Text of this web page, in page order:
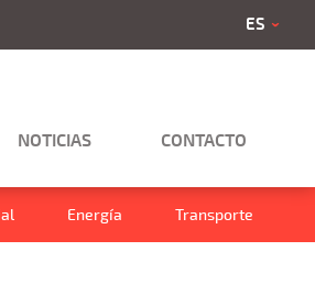
ES
NOTICIAS CONTACTO
Energía Transporte